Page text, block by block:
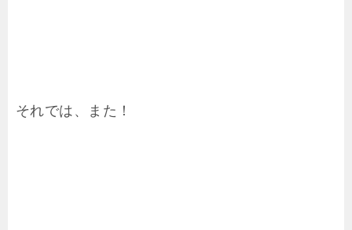
それでは、また！